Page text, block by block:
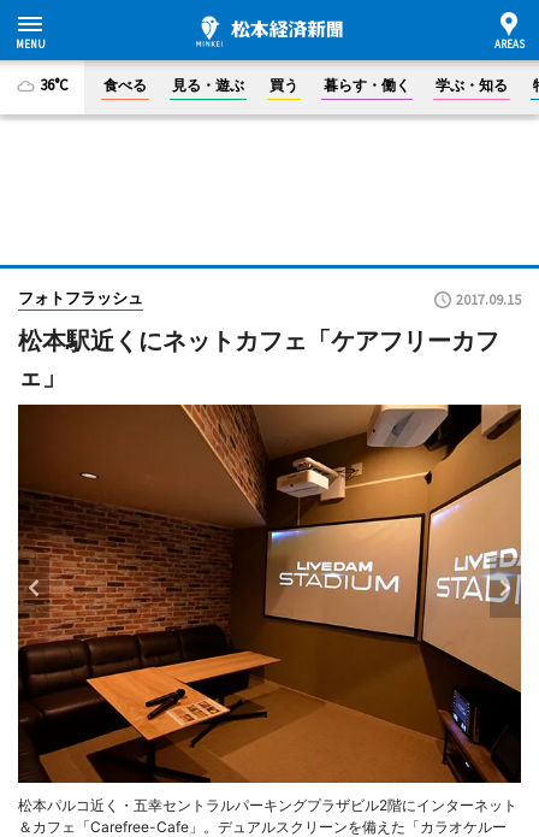
36°C 食べる 見る・遊ぶ 買う 暮らす・働く 学ぶ・知る
フォトフラッシュ 2017.09.15
松本駅近くにネットカフェ「ケアフリーカフ
ェ」
松本パルコ近く・五幸セントラルパーキングプラザビル2階にインターネット
＆カフェ「Carefree-Cafe」。デュアルスクリーンを備えた「カラオケルー